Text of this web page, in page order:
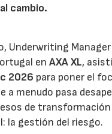
cambio.
Underwriting
enAXA XL,
2026 para poner el
a menudo pasa
de transformación
la gestión del riesgo.